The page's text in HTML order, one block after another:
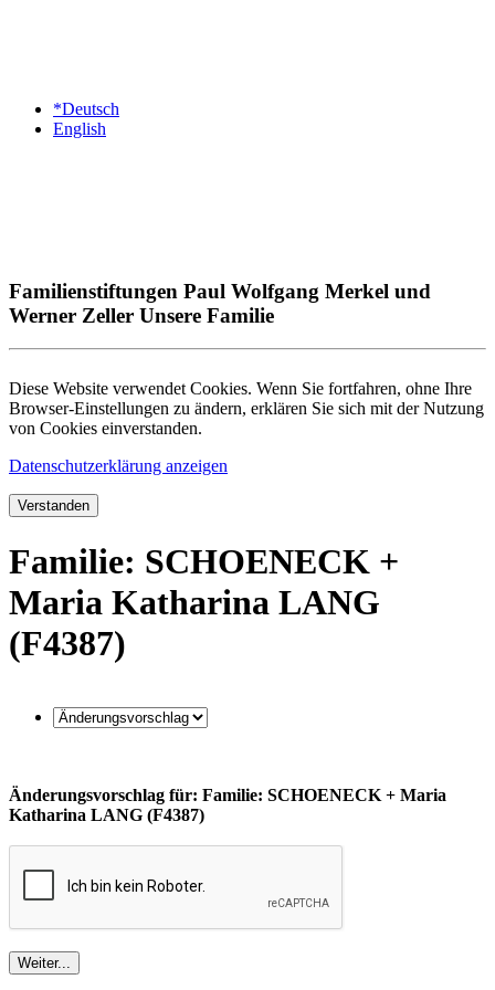
*Deutsch
English
Familienstiftungen Paul Wolfgang Merkel und
Werner Zeller Unsere Familie
Diese Website verwendet Cookies. Wenn Sie fortfahren, ohne Ihre
Browser-Einstellungen zu ändern, erklären Sie sich mit der Nutzung
von Cookies einverstanden.
Datenschutzerklärung anzeigen
Verstanden
Familie: SCHOENECK +
Maria Katharina LANG
(F4387)
Änderungsvorschlag für: Familie: SCHOENECK + Maria
Katharina LANG (F4387)